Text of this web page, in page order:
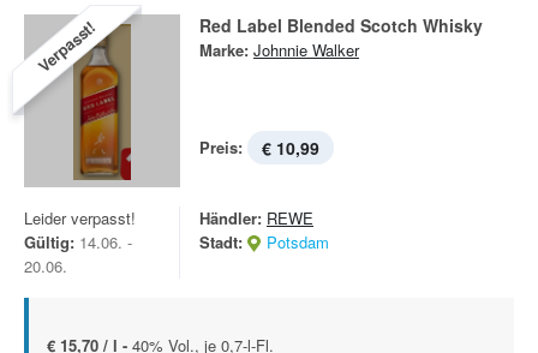
Verpasst! Red Label Blended Scotch Whisky
Marke: Johnnie Walker
Preis: € 10,99
Leider verpasst!
Gültig: 14.06. -
20.06.
Händler: REWE
Stadt:
Potsdam
€ 15,70 / l - 40% Vol., je 0,7-l-Fl.